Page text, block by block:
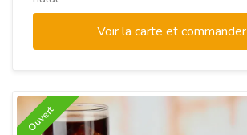
Voir la carte et commander
Ouvert